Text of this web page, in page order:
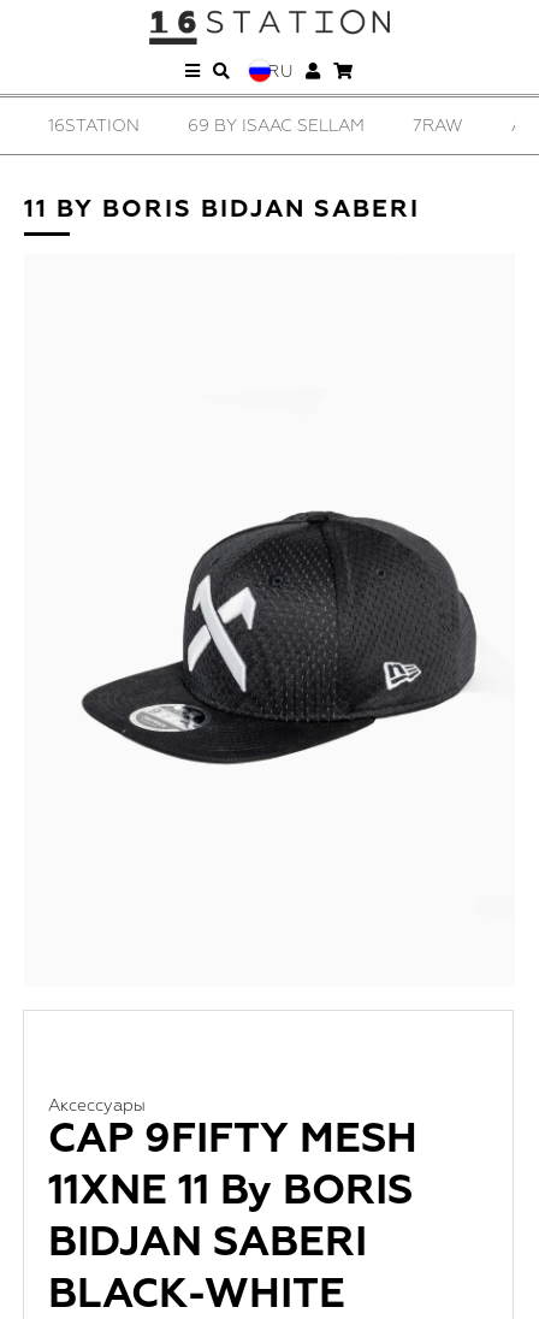
RU
16STATION 69 BY ISAAC SELLAM 7RAW
11 BY BORIS BIDJAN SABERI
Аксессуары
CAP 9FIFTY MESH
11XNE 11 By BORIS
BIDJAN SABERI
BLACK-WHITE